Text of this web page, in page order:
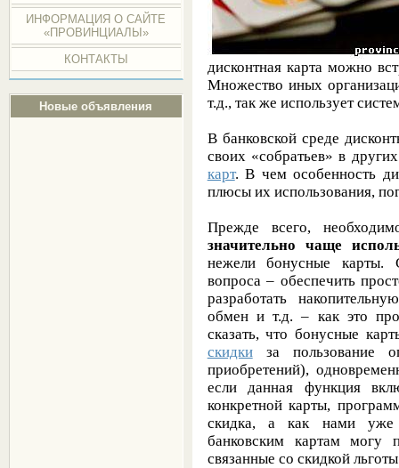
ИНФОРМАЦИЯ О САЙТЕ
«ПРОВИНЦИАЛЫ»
КОНТАКТЫ
Новые объявления
дисконтная карта можно
Множество иных
т.д., так же использует
В банковской среде
своих «собратьев» в
карт. В чем особенность
плюсы их использования,
Прежде всего,
значительно чаще
нежели бонусные карты.
вопроса – обеспечить
разработать
обмен и т.д. – как это
сказать, что бонусные
скидкиза пользование
приобретений),
если данная функция
конкретной карты,
скидка, а как нами уже
банковским картам могу
связанные со скидкой